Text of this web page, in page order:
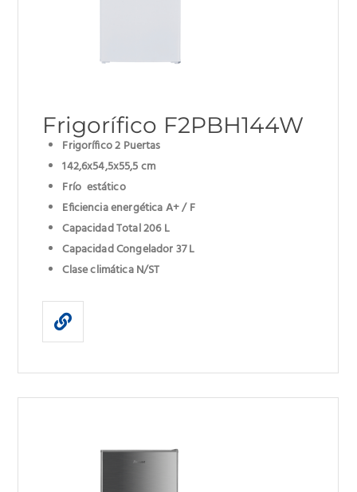
Frigorífico F2PBH144W
Frigorífico 2 Puertas
142,6x54,5x55,5 cm
Frío estático
Eficiencia energética A+ / F
Capacidad Total 206 L
Capacidad Congelador 37 L
Clase climática N/ST